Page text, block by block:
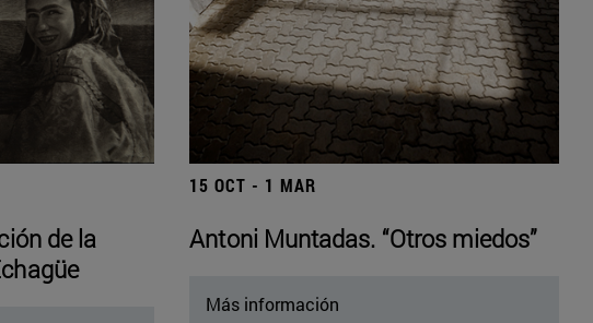
de la
15 OCT - 1 MAR
Antoni Muntadas. “Otros miedos”
Más información